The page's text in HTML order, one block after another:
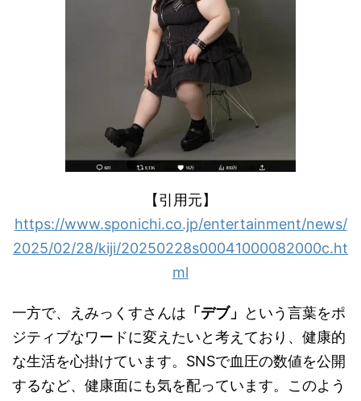
【引用元】
https://www.sponichi.co.jp/entertainment/news/
2025/02/28/kiji/20250228s00041000082000c.ht
ml
一方で、えみっくすさんは 「デブ」
という言葉をポ
ジティブなワードに変えたいと考えており、健康的
な生活を心掛けています。SNSで血圧の数値を公開
するなど、健康面にも気を配っています。このよう